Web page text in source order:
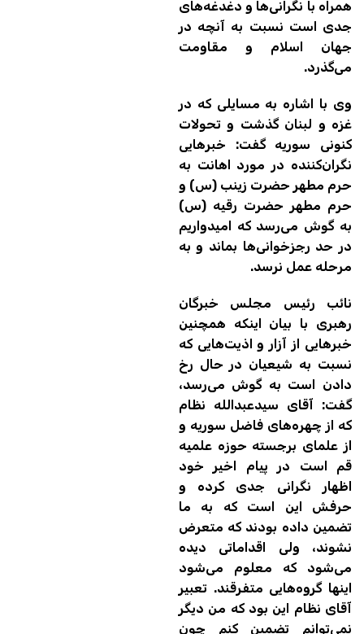
همراه با نگرانی‌ها و دغدغه‌های
جدی است نسبت به آنچه در
جهان اسلام و مقاومت
می‌گذرد.
وی با اشاره به مسایلی که در
غزه و لبنان گذشت و تحولات
کنونی سوریه گفت: خبرهایی
نگران‌کننده در مورد اهانت به
حرم مطهر حضرت زینب (س) و
حرم مطهر حضرت رقیه (س)
به گوش می‌رسد که امیدواریم
در حد رجزخوانی‌ها بماند و به
مرحله عمل نرسد.
نائب رئیس مجلس خبرگان
رهبری با بیان اینکه همچنین
خبرهایی از آزار و اذیت‌هایی که
نسبت به شیعیان در حال رخ
دادن است به گوش می‌رسد،
گفت: آقای سیدعبدالله نظام
که از چهره‌های فاضل سوریه و
از علمای برجسته حوزه علمیه
قم است در پیام اخیر خود
اظهار نگرانی جدی کرده و
حرفش این است که به ما
تضمین داده بودند که متعرض
نشوند، ولی اقداماتی دیده
می‌شود که معلوم می‌شود
اینها گروه‌هایی متفرقند. تعبیر
آقای نظام این بود که من دیگر
نمی‌توانم تضمین کنم چون